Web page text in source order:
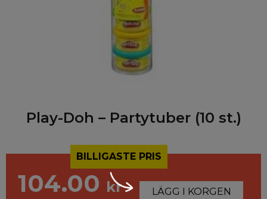
Play-Doh – Partytuber (10 st.)
BILLIGASTE PRIS
104.00 kr LÄGG I KORGEN